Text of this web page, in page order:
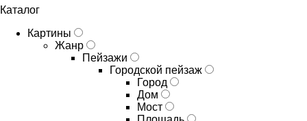
Каталог
Картины
Жанр
Пейзажи
Городской пейзаж
Город
Дом
Мост